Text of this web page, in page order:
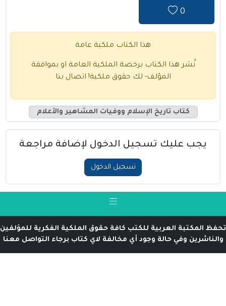
0
هذا الكتاب ملكية عامة
نُشر هذا الكتاب برخصة الملكية العامة او بموافقة
المؤلف- لك حقوق ملكية! اتصال بنا
كتاب تاريخ الإسلام ووفيات المشاهير والأعلام
يجب عليك تسجيل الدخول لإضافة مراجعة
تسجيل الدخول
تحفظ المكتبة العربية للكتب كافة حقوق الملكية الفكرية للمؤلفين
والناشرين وفي حالة وجود أي مخالفة لاي كتاب برجاء التواصل معنا